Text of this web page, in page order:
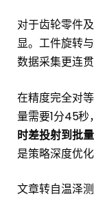
对于齿轮零件
显。工件旋转
数据采集更连
在精度完全对
量需要1分45
时差投射到批
是策略深度优
文章转自温泽